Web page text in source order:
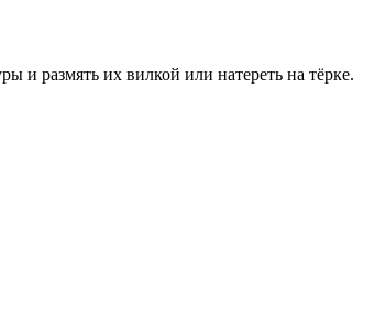
и размять их вилкой или натереть на тёрке.